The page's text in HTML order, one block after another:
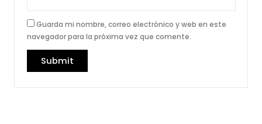
Guarda mi nombre, correo electrónico y web en este
navegador para la próxima vez que comente.